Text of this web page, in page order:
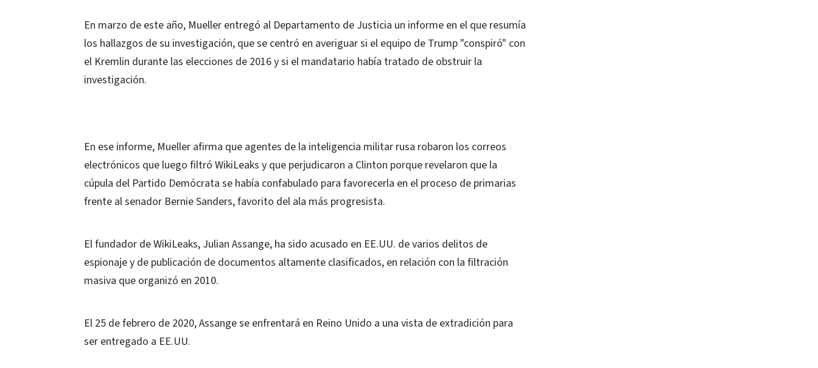
En marzo de este año, Mueller entregó al Departamento de Justicia un informe en el que resumía
los hallazgos de su investigación, que se centró en averiguar si el equipo de Trump "conspiró" con
el Kremlin durante las elecciones de 2016 y si el mandatario había tratado de obstruir la
investigación.
En ese informe, Mueller afirma que agentes de la inteligencia militar rusa robaron los correos
electrónicos que luego filtró WikiLeaks y que perjudicaron a Clinton porque revelaron que la
cúpula del Partido Demócrata se había confabulado para favorecerla en el proceso de primarias
frente al senador Bernie Sanders, favorito del ala más progresista.
El fundador de WikiLeaks, Julian Assange, ha sido acusado en EE.UU. de varios delitos de
espionaje y de publicación de documentos altamente clasificados, en relación con la filtración
masiva que organizó en 2010.
El 25 de febrero de 2020, Assange se enfrentará en Reino Unido a una vista de extradición para
ser entregado a EE.UU.